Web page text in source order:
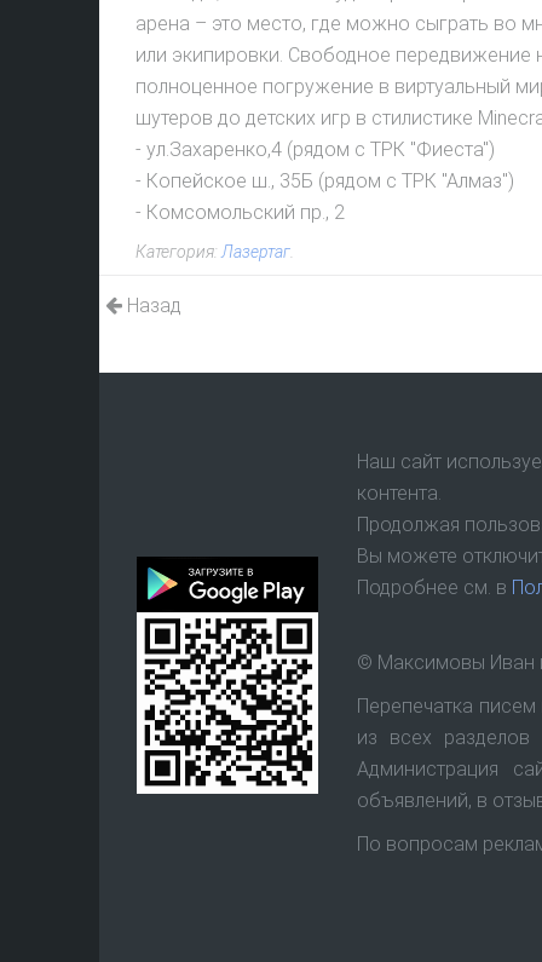
арена – это место, где можно сыграть во
или экипировки. Свободное передвижение
полноценное погружение в виртуальный
шутеров до детских игр в стилистике
- ул.Захаренко,4 (рядом с ТРК "Фиеста")
- Копейское ш., 35Б (рядом с ТРК "Алмаз")
- Комсомольский пр., 2
Категория:Лазертаг.
Назад
Наш сайт
контента.
Продолжая
Вы можете
Подробнее см. в
© Максимовы Иван
Перепечатка
из всех
Администрация
объявлений, в
По вопросам